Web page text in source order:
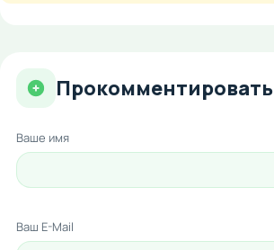
Прокомментировать
Ваше имя
Ваш E-Mail